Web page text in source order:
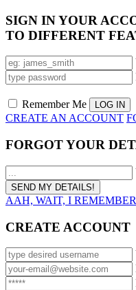
SIGN IN YOUR
TO DIFFERENT
Remember Me
CREATE AN ACCOUNT
FORGOT YOUR
AAH, WAIT, I
CREATE ACCOUNT